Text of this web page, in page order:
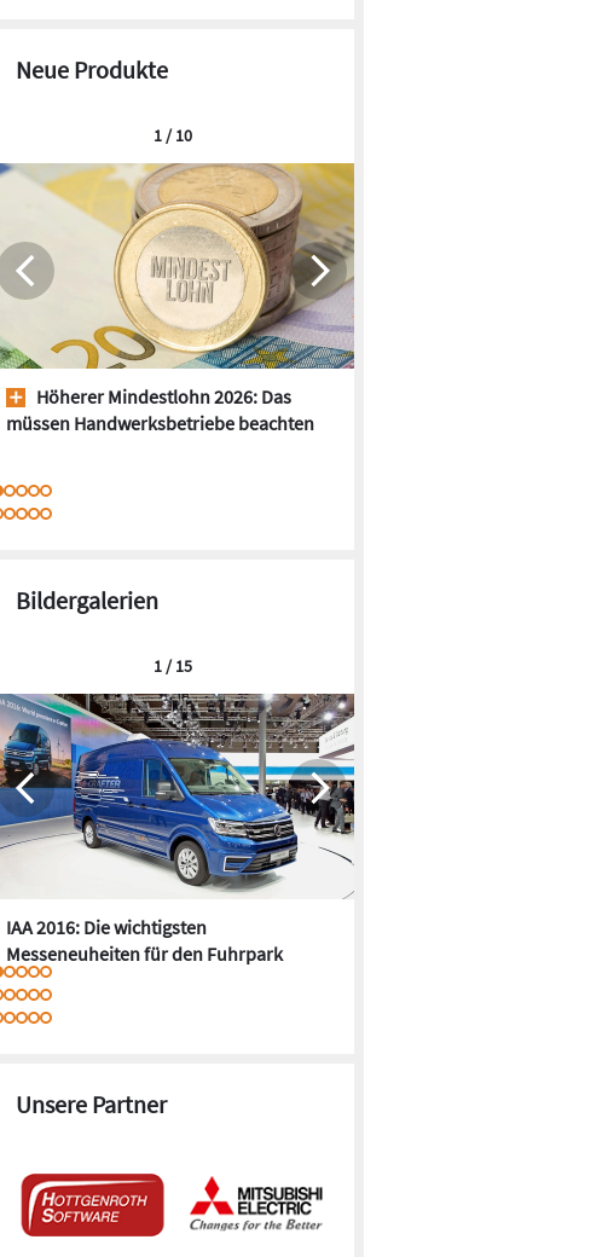
Neue Produkte
Höherer Mindestlohn 2026: Das
müssen Handwerksbetriebe beachten
1 / 10
Bildergalerien
IAA 2016: Die wichtigsten
Messeneuheiten für den Fuhrpark
1 / 15
Unsere Partner